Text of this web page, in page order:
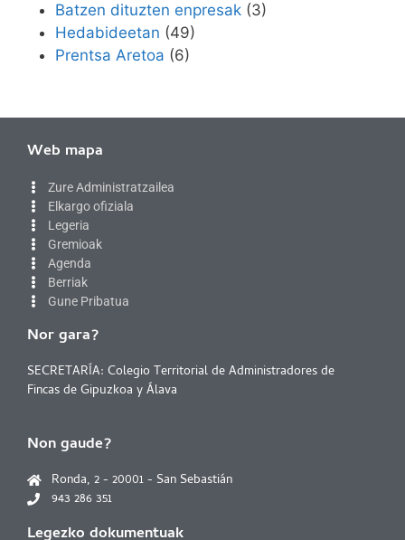
Batzen dituzten enpresak (3)
Hedabideetan (49)
Prentsa Aretoa (6)
Web mapa
Zure Administratzailea
Elkargo ofiziala
Legeria
Gremioak
Agenda
Berriak
Gune Pribatua
Nor gara?
SECRETARÍA: Colegio Territorial de Administradores de
Fincas de Gipuzkoa y Álava
Non gaude?
Ronda, 2 - 20001 - San Sebastián
943 286 351
Legezko dokumentuak